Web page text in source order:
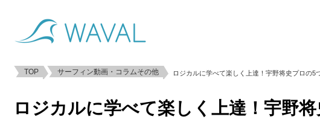
TOP サーフィン動画・コラムその他 ロジカルに学べて楽しく上達！宇野将史プロの5
ロジカルに学べて楽しく上達！宇野